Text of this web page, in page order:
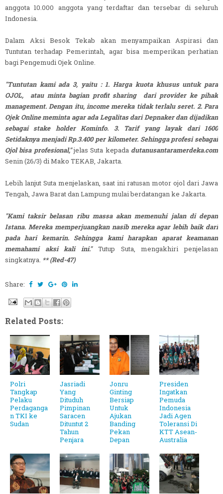
anggota 10.000 anggota yang terdaftar dan tersebar di seluruh
Indonesia.
Dalam Aksi Besok Tekab akan menyampaikan Aspirasi dan
Tuntutan terhadap Pemerintah, agar bisa memperikan perhatian
bagi Pengemudi Ojek Online.
"Tuntutan kami ada 3, yaitu : 1. Harga kuota khusus untuk para
OJOL, atau minta bagian profit sharing dari provider ke pihak
management. Dengan itu, income mereka tidak terlalu seret. 2. Para
Ojek Online meminta agar ada Legalitas dari Depnaker dan dijadikan
sebagai stake holder Kominfo. 3. Tarif yang layak dari 1600
Setidaknya menjadi Rp.3.400 per kilometer. Sehingga profesi sebagai
Ojol bisa profesional,"jelas Suta kepada dutanusantaramerdeka.com
Senin (26/3) di Mako TEKAB, Jakarta.
Lebih lanjut Suta menjelaskan, saat ini ratusan motor ojol dari Jawa
Tengah, Jawa Barat dan Lampung mulai berdatangan ke Jakarta.
"Kami taksir belasan ribu massa akan memenuhi jalan di depan
Istana. Mereka memperjuangkan nasib mereka agar lebih baik dari
pada hari kemarin. Sehingga kami harapkan aparat keamanan
memahami aksi kali ini." Tutup Suta, mengakhiri penjelasan
singkatnya. ** (Red-47)
Share:
Related Posts:
Polri
Tangkap
Pelaku
Perdaganga
n TKI ke
Sudan
Jasriadi
Yang
Dituduh
Pimpinan
Saracen
Dituntut 2
Tahun
Penjara
Jonru
Ginting
Bersiap
Untuk
Ajukan
Banding
Pekan
Depan
Presiden
Ingatkan
Pemuda
Indonesia
Jadi Agen
Toleransi Di
KTT Asean-
Australia